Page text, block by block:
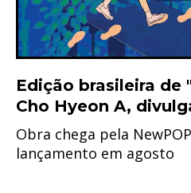
Edição brasileira de
Cho Hyeon A,
Obra chega pela
lançamento em agosto